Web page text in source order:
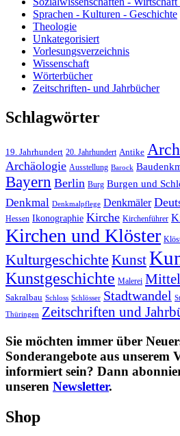
Sprachen - Kulturen - Geschichte
Theologie
Unkategorisiert
Vorlesungsverzeichnis
Wissenschaft
Wörterbücher
Zeitschriften- und Jahrbücher
Schlagwörter
19. Jahrhundert 20. Jahrhundert Antike
Archäologie Ausstellung Barock
Bayern Berlin Burg Burgen und
Denkmal Denkmalpflege Denkmäler
Hessen Ikonographie Kirche Kirchenführer
Kirchen und Klöster
Kulturgeschichte Kunst
Kunstgeschichte Malerei
Sakralbau Schloss Schlösser Stadtwandel
Thüringen Zeitschriften und
Sie möchten immer über
Sonderangebote aus unserem
informiert sein? Dann
unseren Newsletter.
Shop